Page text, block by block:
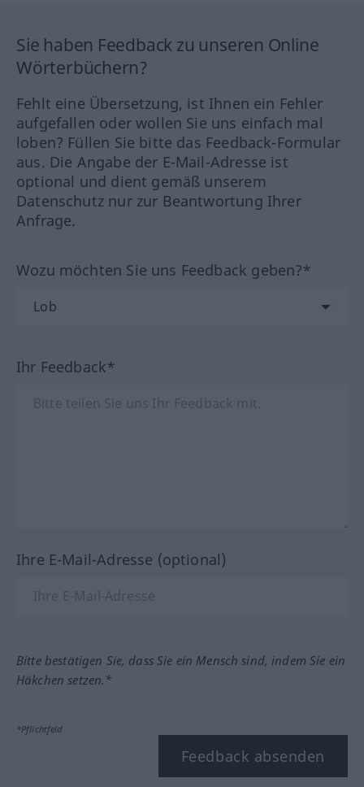
Sie haben Feedback zu unseren Online
Wörterbüchern?
Fehlt eine Übersetzung, ist Ihnen ein Fehler
aufgefallen oder wollen Sie uns einfach mal
loben? Füllen Sie bitte das Feedback-Formular
aus. Die Angabe der E-Mail-Adresse ist
optional und dient gemäß unserem
Datenschutz nur zur Beantwortung Ihrer
Anfrage.
Wozu möchten Sie uns Feedback geben?*
Ihr Feedback*
Ihre E-Mail-Adresse (optional)
Bitte bestätigen Sie, dass Sie ein Mensch sind, indem Sie ein
Häkchen setzen.*
*Pflichtfeld
Feedback absenden